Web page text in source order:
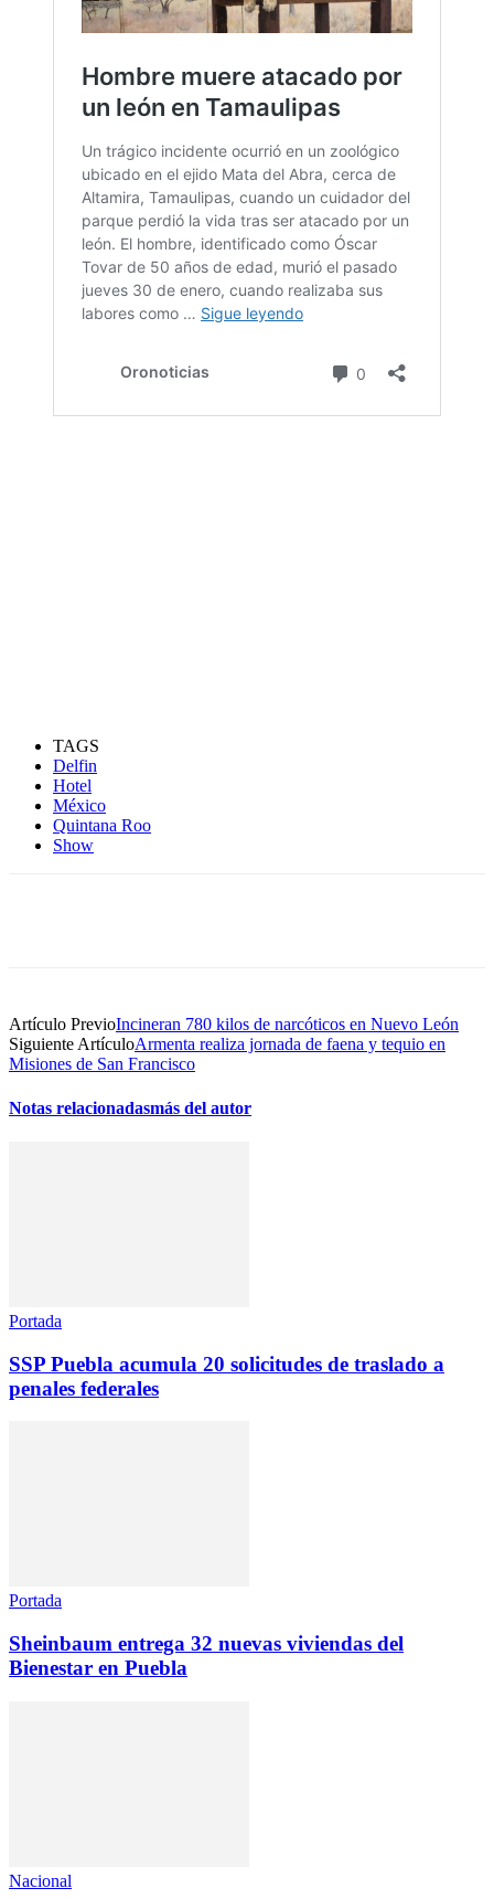
TAGS
Delfin
Hotel
México
Quintana Roo
Show
Artículo PrevioIncineran 780 kilos de narcóticos en Nuevo León
Siguiente ArtículoArmenta realiza jornada de faena y tequio en
Misiones de San Francisco
Notas relacionadasmás del autor
Portada
SSP Puebla acumula 20 solicitudes de traslado a
penales federales
Portada
Sheinbaum entrega 32 nuevas viviendas del
Bienestar en Puebla
Nacional